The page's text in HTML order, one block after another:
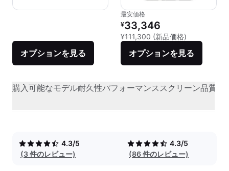
オプションを見る
最安価格
リファービッシュ品の価格：
¥33,346
¥111,300 (新品価格)
オプションを見る
購入可能なモデル耐久性パフォーマンススクリーン品質
4.3/5
(3 件のレビュー)
4.3/5
(86 件のレビュー)